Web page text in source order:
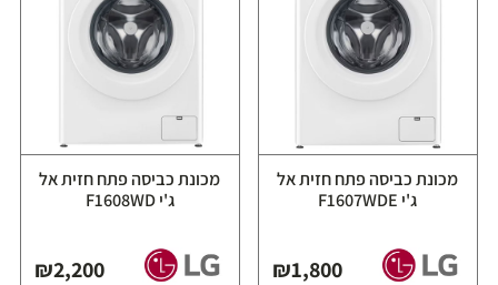
מכונת כביסה פתח חזית אל
ג'י F1607WDE
₪1,800
מכונת כביסה פתח חזית אל
ג'י F1608WD
₪2,200